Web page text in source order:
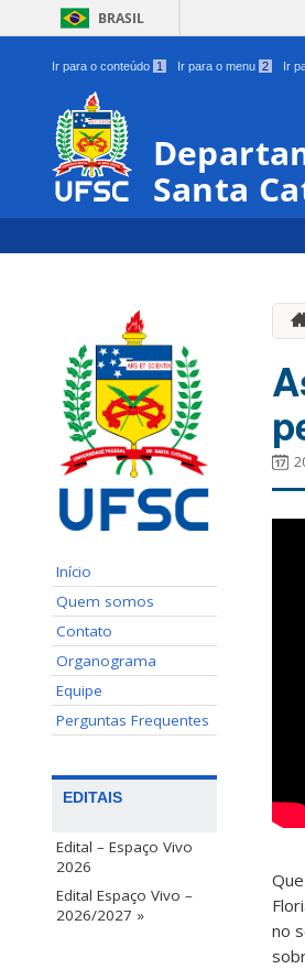
BRASIL
Ir para o conteúdo 1 Ir para o menu 2 Ir
Santa
Início
Quem somos
Contato
Organograma
Equipe
Perguntas Frequentes
EDITAIS
Edital – Espaço Vivo
2026
Edital Espaço Vivo –
2026/2027 »
no